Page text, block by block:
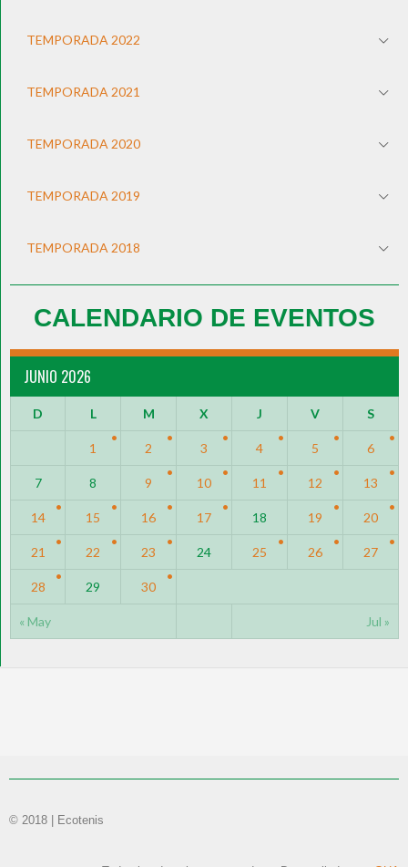
TEMPORADA 2022
TEMPORADA 2021
TEMPORADA 2020
TEMPORADA 2019
TEMPORADA 2018
CALENDARIO DE EVENTOS
JUNIO 2026
D L M X J V S
« May Jul »
1 2 3 4 5 6
7 8 9 10 11 12 13
14 15 16 17 18 19 20
21 22 23 24 25 26 27
28 29 30
© 2018 | Ecotenis